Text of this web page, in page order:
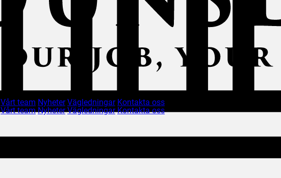
Vårt team Nyheter Vägledningar Kontakta oss
Vårt team Nyheter Vägledningar Kontakta oss